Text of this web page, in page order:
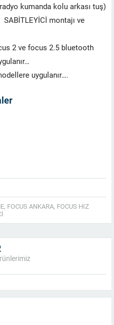
kumanda kolu arkası tuş)
montajı ve
2 ve focus 2.5 bluetooth
uygulanır….
, FOCUS ANKARA, FOCUS HIZ